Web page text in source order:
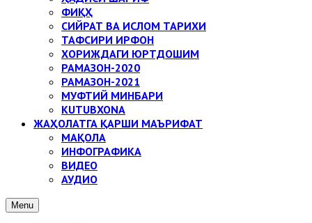
ФИҚҲ
СИЙРАТ ВА ИСЛОМ ТАРИХИ
ТАФСИРИ ИРФОН
ХОРИЖДАГИ ЮРТДОШИМ
РАМАЗОН-2020
РАМАЗОН-2021
МУФТИЙ МИНБАРИ
KUTUBXONA
ЖАҲОЛАТГА ҚАРШИ МАЪРИФАТ
МАҚОЛА
ИНФОГРАФИКА
ВИДЕО
АУДИО
Menu